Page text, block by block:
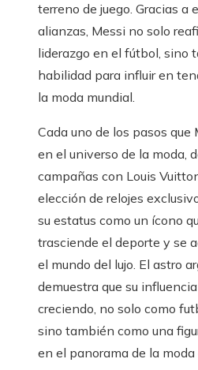
terreno de juego. Gracias a
alianzas, Messi no solo
liderazgo en el fútbol, sino
habilidad para influir en
la moda mundial.
Cada uno de los pasos que
en el universo de la moda,
campañas con Louis
elección de relojes
su estatus como un ícono
trasciende el deporte y se
el mundo del lujo. El astro
demuestra que su
creciendo, no solo como
sino también como una
en el panorama de la moda